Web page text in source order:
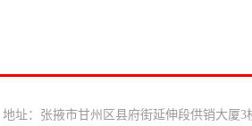
张掖市甘州区县府街延伸段供销